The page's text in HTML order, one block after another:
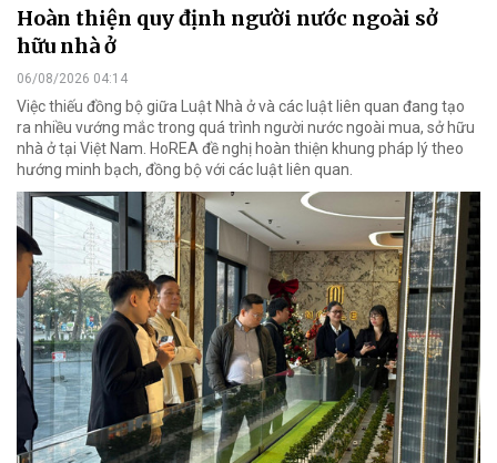
Hoàn thiện quy định người nước ngoài sở
hữu nhà ở
06/08/2026 04:14
Việc thiếu đồng bộ giữa Luật Nhà ở và các luật liên quan đang tạo
ra nhiều vướng mắc trong quá trình người nước ngoài mua, sở hữu
nhà ở tại Việt Nam. HoREA đề nghị hoàn thiện khung pháp lý theo
hướng minh bạch, đồng bộ với các luật liên quan.